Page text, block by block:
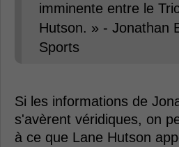
imminente entre le
Hutson. » - Jonathan
Sports
Si les informations de
s'avèrent véridiques, on
à ce que Lane Hutson